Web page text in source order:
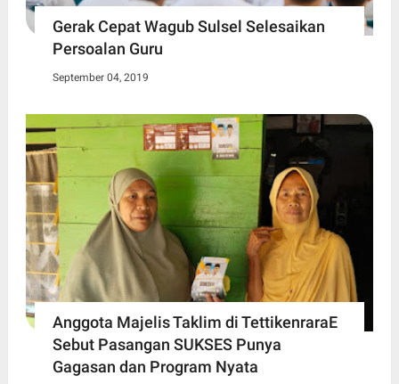
Gerak Cepat Wagub Sulsel Selesaikan
Persoalan Guru
September 04, 2019
Anggota Majelis Taklim di TettikenraraE
Sebut Pasangan SUKSES Punya
Gagasan dan Program Nyata